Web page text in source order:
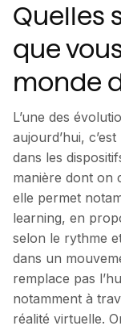
Quelles
que
monde
L’une des
aujourd’hui,
dans les
manière dont on
elle permet
learning, en
selon le rythme
dans un
remplace pas
notamment à
réalité virtuelle.